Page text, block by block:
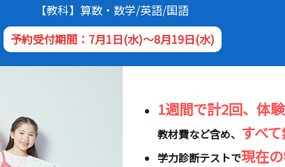
【教科】算数・数学/英語/国語
予約受付期間：7月1日(水)～8月19日(水)
1週間で計2回、体
教材費など含め、 すべ
学力診断テストで現在